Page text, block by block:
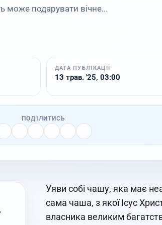
може подарувати вічне...
ДАТА ПУБЛІКАЦІЇ
13 трав. '25, 03:00
ПОДІЛИТИСЬ
Уяви собі чашу, яка має
сама чаша, з якої Ісус
власника великим